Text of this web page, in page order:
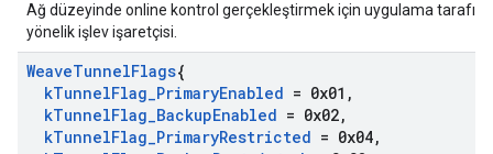
Ağ düzeyinde online kontrol gerçekleştirmek için uygulama
yönelik işlev işaretçisi.
WeaveTunnelFlags{
kTunnelFlag_PrimaryEnabled = 0x01 ,
kTunnelFlag_BackupEnabled = 0x02,
kTunnelFlag_PrimaryRestricted = 0x04,